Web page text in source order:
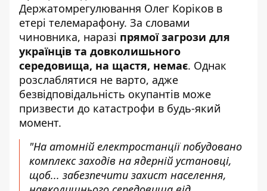
Держатомрегулювання Олег Коріков в
етері телемарафону. За словами
чиновника, наразі прямої загрози для
українців та довколишьного
середовища, на щастя, немає. Однак
розслаблятися не варто, адже
безвідповідальність окупантів може
призвести до катастрофи в будь-який
момент.
"На атомній електростанції побудовано
комплекс заходів на ядерній установці,
щоб... забезпечити захист населення,